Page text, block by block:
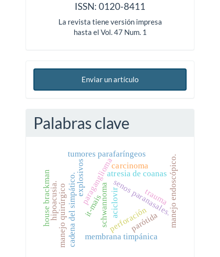
ISSN: 0120-8411
La revista tiene versión impresa
hasta el Vol. 47 Num. 1
Enviar un artículo
Palabras clave
schwannoma
paraganglioma
tumores parafaríngeos
cadena del simpático. atresia de coanas
manejo quirúrgico manejo endoscópico.
senos paranasales.
perforación
membrana timpánica
trauma
explosivos
hipoacusia.
house brackman aciclovir
carcinoma
parótida
it-mais